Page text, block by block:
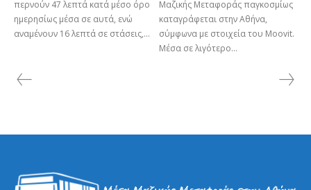
περνούν 47 λεπτά κατά μέσο όρο
ημερησίως μέσα σε αυτά, ενώ
αναμένουν 16 λεπτά σε στάσεις,...
Μαζικής Μεταφοράς παγκοσμίως
καταγράφεται στην Αθήνα,
σύμφωνα με στοιχεία του Moovit.
Μέσα σε λιγότερο...